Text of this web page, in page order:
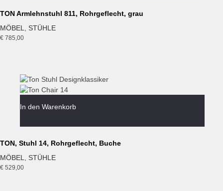
TON Armlehnstuhl 811, Rohrgeflecht, grau
MÖBEL
STÜHLE
€ 785,00
In den Warenkorb
TON, Stuhl 14, Rohrgeflecht, Buche
MÖBEL
STÜHLE
€ 529,00